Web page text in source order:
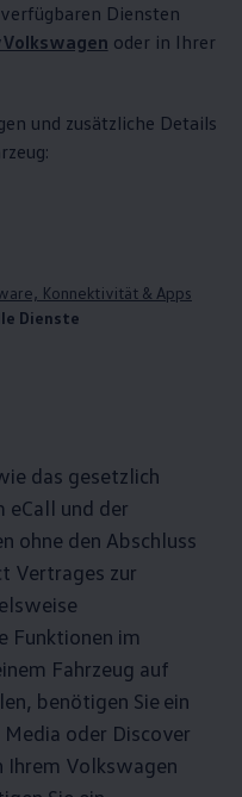
Diensten
oder in Ihrer
und zusätzliche Details
Konnektivität & Apps
Dienste
das gesetzlich
und der
ohne den Abschluss
Vertrages zur
Funktionen im
Fahrzeug auf
benötigen Sie ein
oder Discover
Ihrem Volkswagen